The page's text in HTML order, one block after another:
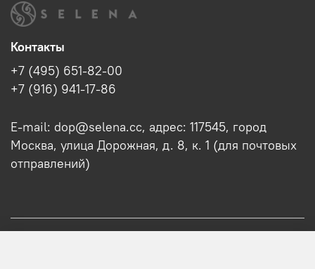
Контакты
+7 (495) 651-82-00
+7 (916) 941-17-86
E-mail: dop@selena.cc, адрес: 117545, город
Москва, улица Дорожная, д. 8, к. 1 (для почтовых
отправлений)